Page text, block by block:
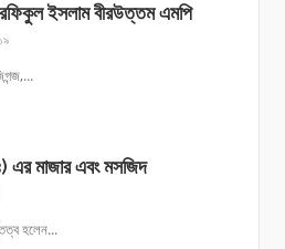
ইসলাম বীরউত্তম এমপি
এর মাজার এবং মসজিদ
হলেন...